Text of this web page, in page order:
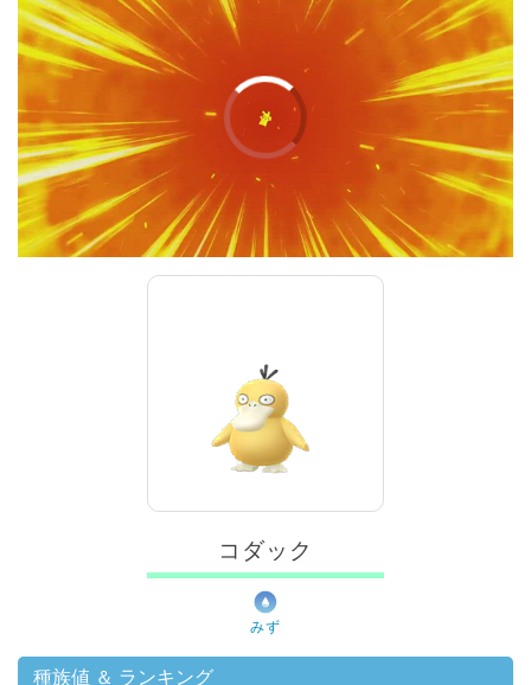
00:00 /01:00
コダック
みず
種族値 ＆ ランキング